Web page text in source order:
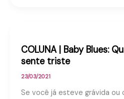
COLUNA | Baby Blues:
sente triste
23/03/2021
Se você já esteve grávida ou